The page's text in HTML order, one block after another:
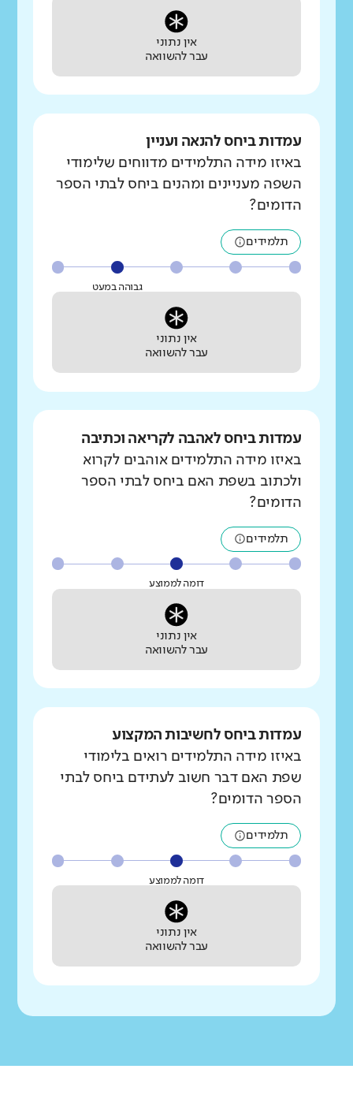
אין נתוני
עבר להשוואה
עמדות ביחס להנאה ועניין
באיזו מידה התלמידים מדווחים שלימודי
השפה מעניינים ומהנים ביחס לבתי הספר
הדומים?
תלמידים
גבוהה במעט
אין נתוני
עבר להשוואה
עמדות ביחס לאהבה לקריאה וכתיבה
באיזו מידה התלמידים אוהבים לקרוא
ולכתוב בשפת האם ביחס לבתי הספר
הדומים?
תלמידים
דומה לממוצע
אין נתוני
עבר להשוואה
עמדות ביחס לחשיבות המקצוע
באיזו מידה התלמידים רואים בלימודי
שפת האם דבר חשוב לעתידם ביחס לבתי
הספר הדומים?
תלמידים
דומה לממוצע
אין נתוני
עבר להשוואה